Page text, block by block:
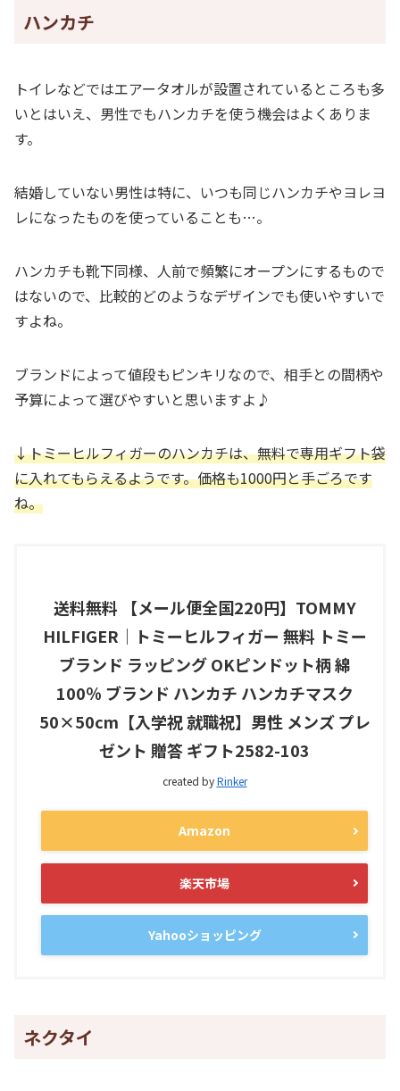
ハンカチ
トイレなどではエアータオルが設置されているところも多
いとはいえ、男性でもハンカチを使う機会はよくありま
す。
結婚していない男性は特に、いつも同じハンカチやヨレヨ
レになったものを使っていることも…。
ハンカチも靴下同様、人前で頻繁にオープンにするもので
はないので、比較的どのようなデザインでも使いやすいで
すよね。
ブランドによって値段もピンキリなので、相手との間柄や
予算によって選びやすいと思いますよ♪
↓トミーヒルフィガーのハンカチは、無料で専用ギフト袋
に入れてもらえるようです。価格も1000円と手ごろです
ね。
送料無料 【メール便全国220円】TOMMY
HILFIGER｜トミーヒルフィガー 無料 トミー
ブランド ラッピング OKピンドット柄 綿
100％ ブランド ハンカチ ハンカチマスク
50×50cm【入学祝 就職祝】男性 メンズ プレ
ゼント 贈答 ギフト2582-103
created byRinker
Amazon
楽天市場
Yahooショッピング
ネクタイ